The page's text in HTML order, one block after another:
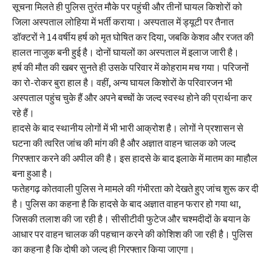
सूचना मिलते ही पुलिस तुरंत मौके पर पहुंची और तीनों घायल किशोरों को
जिला अस्पताल लोहिया में भर्ती कराया। अस्पताल में ड्यूटी पर तैनात
डॉक्टरों ने 14 वर्षीय हर्ष को मृत घोषित कर दिया, जबकि केशव और रजत की
हालत नाजुक बनी हुई है। दोनों घायलों का अस्पताल में इलाज जारी है।
हर्ष की मौत की खबर सुनते ही उसके परिवार में कोहराम मच गया। परिजनों
का रो-रोकर बुरा हाल है। वहीं, अन्य घायल किशोरों के परिवारजन भी
अस्पताल पहुंच चुके हैं और अपने बच्चों के जल्द स्वस्थ होने की प्रार्थना कर
रहे हैं।
हादसे के बाद स्थानीय लोगों में भी भारी आक्रोश है। लोगों ने प्रशासन से
घटना की त्वरित जांच की मांग की है और अज्ञात वाहन चालक को जल्द
गिरफ्तार करने की अपील की है। इस हादसे के बाद इलाके में मातम का माहौल
बना हुआ है।
फतेहगढ़ कोतवाली पुलिस ने मामले की गंभीरता को देखते हुए जांच शुरू कर दी
है। पुलिस का कहना है कि हादसे के बाद अज्ञात वाहन फरार हो गया था,
जिसकी तलाश की जा रही है। सीसीटीवी फुटेज और चश्मदीदों के बयान के
आधार पर वाहन चालक की पहचान करने की कोशिश की जा रही है। पुलिस
का कहना है कि दोषी को जल्द ही गिरफ्तार किया जाएगा।